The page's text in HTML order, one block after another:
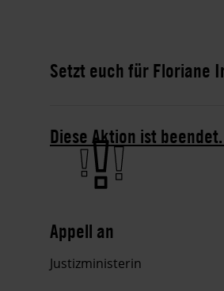
Setzt euch für Floriane
Diese Aktion ist
Appell an
Justizministerin